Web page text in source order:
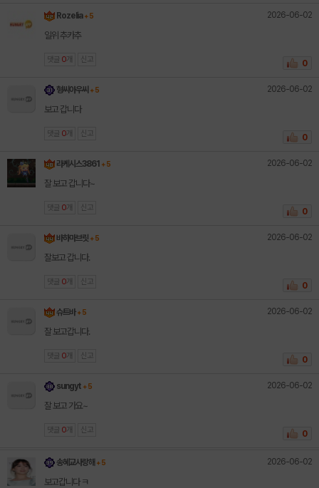
Rozelia + 5 2026-06-02
일위 추카추
댓글 0 개 신고 0
형씨아우씨 + 5 2026-06-02
보고 갑니다
댓글 0 개 신고 0
라케시스3861 + 5 2026-06-02
잘 보고 갑니다~
댓글 0 개 신고 0
바하마브릿 + 5 2026-06-02
잘보고 갑니다.
댓글 0 개 신고 0
슈트바 + 5 2026-06-02
잘 보고갑니다.
댓글 0 개 신고 0
sungyt + 5 2026-06-02
잘 보고 가요~
댓글 0 개 신고 0
송혜교사랑해 + 5 2026-06-02
보고갑니다 ㅋ